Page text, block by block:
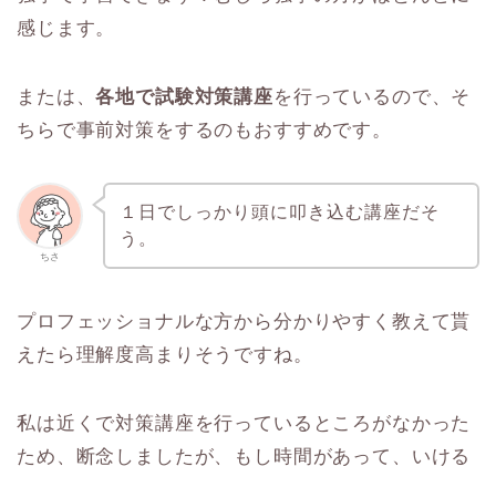
感じます。
または、各地で試験対策講座を行っているので、そ
ちらで事前対策をするのもおすすめです。
ちさ
１日でしっかり頭に叩き込む講座だそ
う。
プロフェッショナルな方から分かりやすく教えて貰
えたら理解度高まりそうですね。
私は近くで対策講座を行っているところがなかった
ため、断念しましたが、もし時間があって、いける